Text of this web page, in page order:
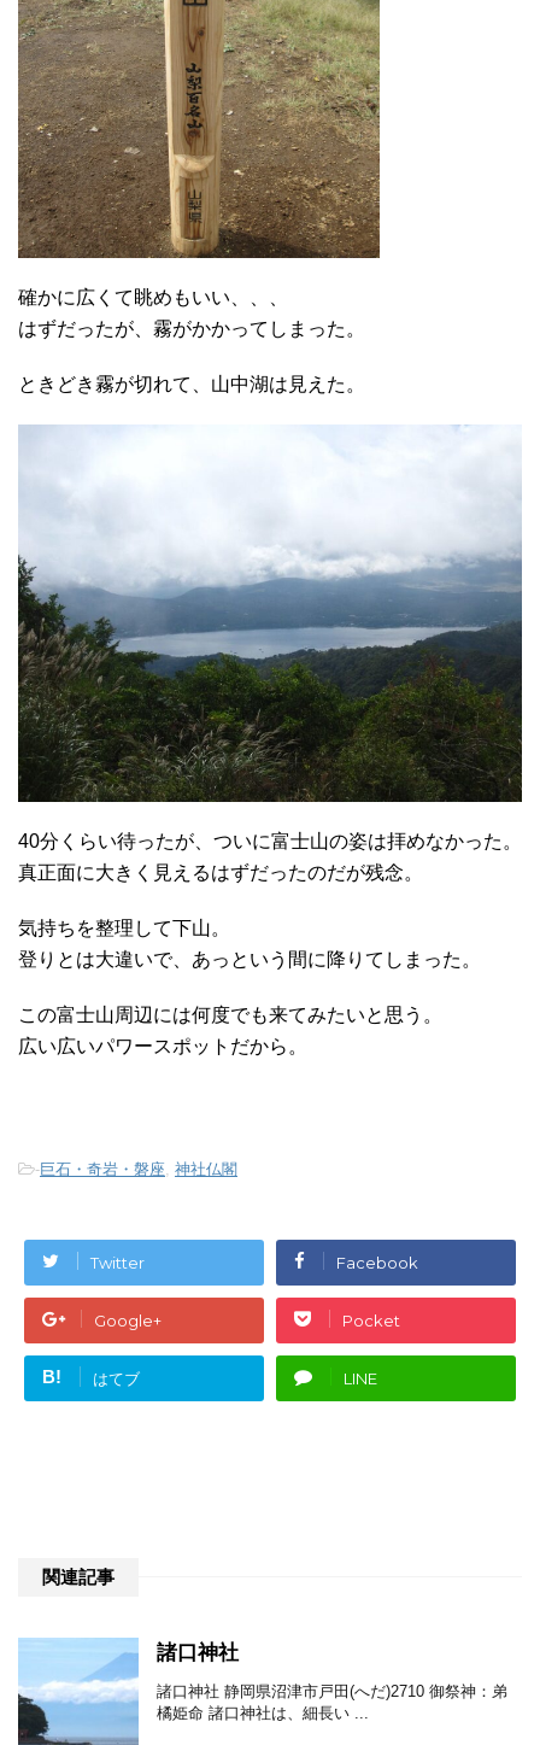
確かに広くて眺めもいい、、、
はずだったが、霧がかかってしまった。
ときどき霧が切れて、山中湖は見えた。
40分くらい待ったが、ついに富士山の姿は拝めなかった。
真正面に大きく見えるはずだったのだが残念。
気持ちを整理して下山。
登りとは大違いで、あっという間に降りてしまった。
この富士山周辺には何度でも来てみたいと思う。
広い広いパワースポットだから。
-巨石・奇岩・磐座, 神社仏閣
Twitter Facebook
Google+ Pocket
B! はてブ LINE
関連記事
諸口神社
諸口神社 静岡県沼津市戸田(へだ)2710 御祭神：弟
橘姫命 諸口神社は、細長い ...